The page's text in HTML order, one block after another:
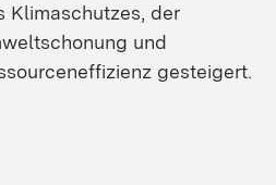
Klimaschutzes, der
und
gesteigert.